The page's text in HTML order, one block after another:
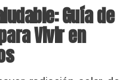
Guía de
Vivir en